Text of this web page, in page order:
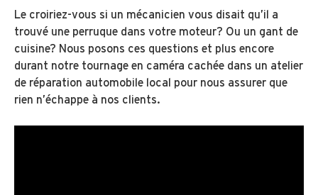
Le croiriez-vous si un mécanicien vous disait qu’il a
trouvé une perruque dans votre moteur? Ou un gant de
cuisine? Nous posons ces questions et plus encore
durant notre tournage en caméra cachée dans un atelier
de réparation automobile local pour nous assurer que
rien n’échappe à nos clients.